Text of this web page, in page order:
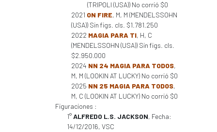
(TRIPOLI (USA)) No corrió $0
2021 ON FIRE, M, M (MENDELSSOHN
(USA)) Sin figs. cls. $1.781.250
2022 MAGIA PARA TI, H, C
(MENDELSSOHN (USA)) Sin figs. cls.
$2.950.000
2024 NN 24 MAGIA PARA TODOS,
M, M (LOOKIN AT LUCKY) No corrió $0
2025 NN 25 MAGIA PARA TODOS,
M, C (LOOKIN AT LUCKY) No corrió $0
Figuraciones :
1°ALFREDO L.S. JACKSON, Fecha:
14/12/2016, VSC